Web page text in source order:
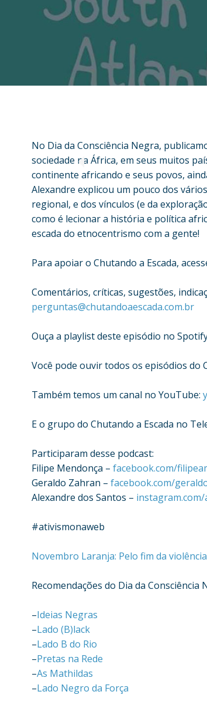
No Dia da Consciência Negra,
sociedade na África, em seus muitos
continente africando e seus povos,
Alexandre explicou um pouco dos
regional, e dos vínculos (e da
como é lecionar a história e política
escada do etnocentrismo com a gente!
Para apoiar o Chutando a Escada,
Comentários, críticas, sugestões,
perguntas@chutandoaescada.com.br
Ouça a playlist deste episódio no
Você pode ouvir todos os episódios do
Também temos um canal no YouTube:
E o grupo do Chutando a Escada no
Participaram desse podcast:
Filipe Mendonça – facebook.com/
Geraldo Zahran – facebook.com/
Alexandre dos Santos –
#ativismonaweb
Novembro Laranja: Pelo fim da
Recomendações do Dia da Consciência
–Ideias Negras
–Lado (B)lack
–Lado B do Rio
–Pretas na Rede
–As Mathildas
–Lado Negro da Força